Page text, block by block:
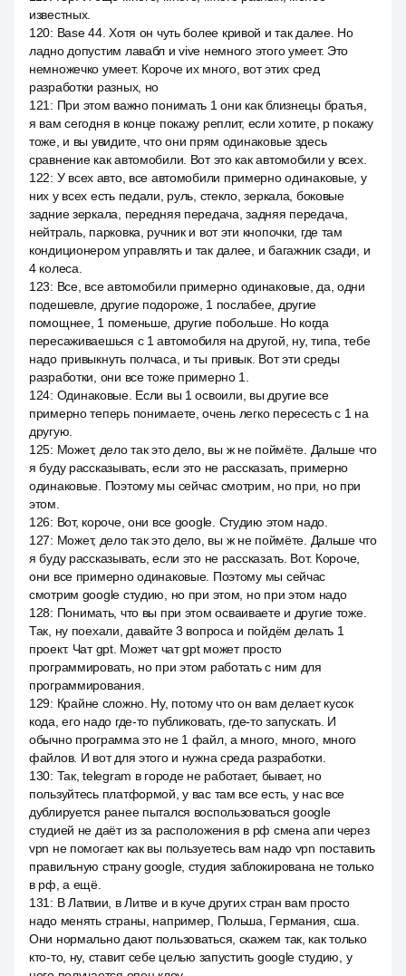
известных.
120: Base 44. Хотя он чуть более кривой и так далее. Но
ладно допустим лавабл и vive немного этого умеет. Это
немножечко умеет. Короче их много, вот этих сред
разработки разных, но
121 : При этом важно понимать 1 они как близнецы братья,
я вам сегодня в конце покажу реплит, если хотите, р покажу
тоже, и вы увидите, что они прям одинаковые здесь
сравнение как автомобили. Вот это как автомобили у всех.
122: У всех авто, все автомобили примерно одинаковые, у
них у всех есть педали, руль, стекло, зеркала, боковые
задние зеркала, передняя передача, задняя передача,
нейтраль, парковка, ручник и вот эти кнопочки, где там
кондиционером управлять и так далее, и багажник сзади, и
4 колеса.
123: Все, все автомобили примерно одинаковые, да, одни
подешевле, другие подороже, 1 послабее, другие
помощнее, 1 поменьше, другие побольше. Но когда
пересаживаешься с 1 автомобиля на другой, ну, типа, тебе
надо привыкнуть полчаса, и ты привык. Вот эти среды
разработки, они все тоже примерно 1.
124: Одинаковые. Если вы 1 освоили, вы другие все
примерно теперь понимаете, очень легко пересесть с 1 на
другую.
125: Может, дело так это дело, вы ж не поймёте. Дальше что
я буду рассказывать, если это не рассказать, примерно
одинаковые. Поэтому мы сейчас смотрим, но при, но при
этом.
126: Вот, короче, они все google. Студию этом надо.
127: Может, дело так это дело, вы ж не поймёте. Дальше что
я буду рассказывать, если это не рассказать. Вот. Короче,
они все примерно одинаковые. Поэтому мы сейчас
смотрим google студию, но при этом, но при этом надо
128: Понимать, что вы при этом осваиваете и другие тоже.
Так, ну поехали, давайте 3 вопроса и пойдём делать 1
проект. Чат gpt. Может чат gpt может просто
программировать, но при этом работать с ним для
программирования.
129: Крайне сложно. Ну, потому что он вам делает кусок
кода, его надо где-то публиковать, где-то запускать. И
обычно программа это не 1 файл, а много, много, много
файлов. И вот для этого и нужна среда разработки.
130: Так, telegram в городе не работает, бывает, но
пользуйтесь платформой, у вас там все есть, у нас все
дублируется ранее пытался воспользоваться google
студией не даёт из за расположения в рф смена апи через
vpn не помогает как вы пользуетесь вам надо vpn поставить
правильную страну google, студия заблокирована не только
в рф, а ещё.
131 : В Латвии, в Литве и в куче других стран вам просто
надо менять страны, например, Польша, Германия, сша.
Они нормально дают пользоваться, скажем так, как только
кто-то, ну, ставит себе целью запустить google студию, у